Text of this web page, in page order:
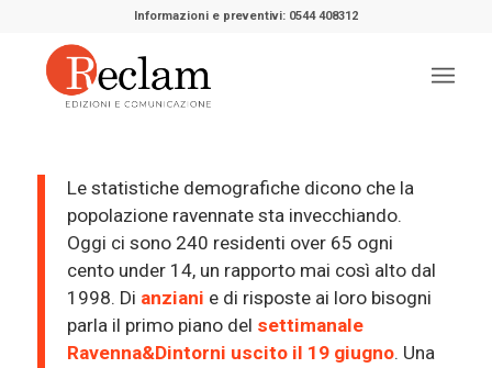
Informazioni e preventivi: 0544 408312
Le statistiche demografiche dicono che la
popolazione ravennate sta invecchiando.
Oggi ci sono 240 residenti over 65 ogni
cento under 14, un rapporto mai così alto dal
1998. Di anziani e di risposte ai loro bisogni
parla il primo piano del settimanale
Ravenna&Dintorni uscito il 19 giugno. Una